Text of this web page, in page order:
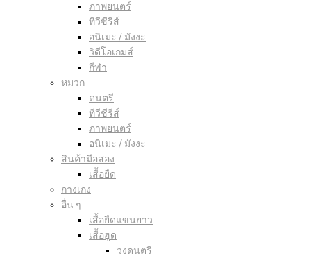
ภาพยนตร์
ทีวีซีรีส์
อนิเมะ / มังงะ
วิดีโอเกมส์
กีฬา
หมวก
ดนตรี
ทีวีซีรีส์
ภาพยนตร์
อนิเมะ / มังงะ
สินค้ามือสอง
เสื้อยืด
กางเกง
อื่น ๆ
เสื้อยืดแขนยาว
เสื้อฮูด
วงดนตรี